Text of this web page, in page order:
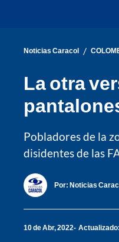
Noticias Caracol /
La otra
Pobladores de la
disidentes de las
Por: Noticias
10 de Abr, 2022